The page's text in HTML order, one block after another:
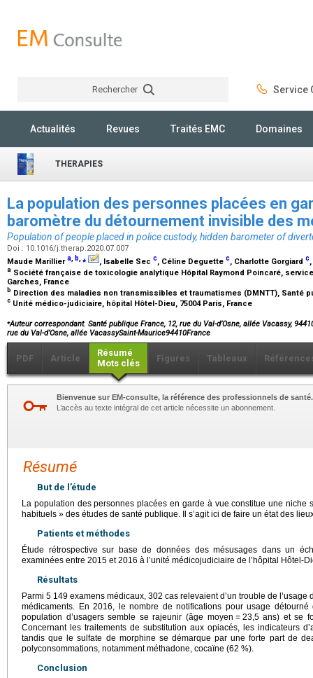
Rechercher Service
Actualités Revues Traités EMC Domaines
THERAPIES
La population des personnes placées en
baromètre du détournement invisible des
Population of people placed in police custody, hidden barometer of
Doi : 10.1016/j.therap.2020.07.007
Maude Marilliera, b,⁎ , Isabelle Sec c, Céline Deguette c, Charlotte Gorgiard c
a Société française de toxicologie analytique Hôpital Raymond Poincaré,
Garches, France
b Direction des maladies non transmissibles et traumatismes (DMNTT), Santé
c Unité médico-judiciaire, hôpital Hôtel-Dieu, 75004 Paris, France
⁎Auteur correspondant. Santé publique France, 12, rue du Val-d’Osne, allée Vacassy,
rue du Val-d’Osne, allée VacassySaint-Maurice94410France
PDF Article
Résumé
Mots clés
Figures Tableaux
Bienvenue sur EM-consulte, la référence des professionnels de santé.
L’accès au texte intégral de cet article nécessite un abonnement.
Résumé
But de l’étude
La population des personnes placées en garde à vue constitue une niche
habituels » des études de santé publique. Il s’agit ici de faire un état des
Patients et méthodes
Étude rétrospective sur base de données des mésusages dans un
examinées entre 2015 et 2016 à l’unité médicojudiciaire de l’hôpital Hôtel-
Résultats
Parmi 5 149 examens médicaux, 302 cas relevaient d’un trouble de
médicaments. En 2016, le nombre de notifications pour usage
population d’usagers semble se rajeunir (âge moyen = 23,5 ans) et se
Concernant les traitements de substitution aux opiacés, les indicateurs
tandis que le sulfate de morphine se démarque par une forte part de
polyconsommations, notamment méthadone, cocaïne (62 %).
Conclusion